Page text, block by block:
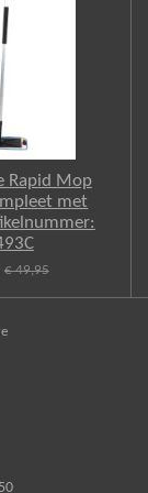
Rapid Mop
met
€ 49,95